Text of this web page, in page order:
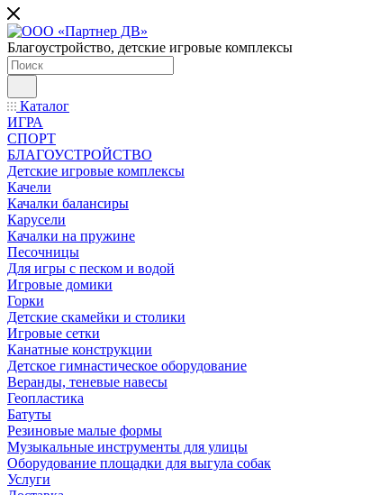
Благоустройство, детские игровые комплексы
Каталог
ИГРА
СПОРТ
БЛАГОУСТРОЙСТВО
Детские игровые комплексы
Качели
Качалки балансиры
Карусели
Качалки на пружине
Песочницы
Для игры с песком и водой
Игровые домики
Горки
Детские скамейки и столики
Игровые сетки
Канатные конструкции
Детское гимнастическое оборудование
Веранды, теневые навесы
Геопластика
Батуты
Резиновые малые формы
Музыкальные инструменты для улицы
Оборудование площадки для выгула собак
Услуги